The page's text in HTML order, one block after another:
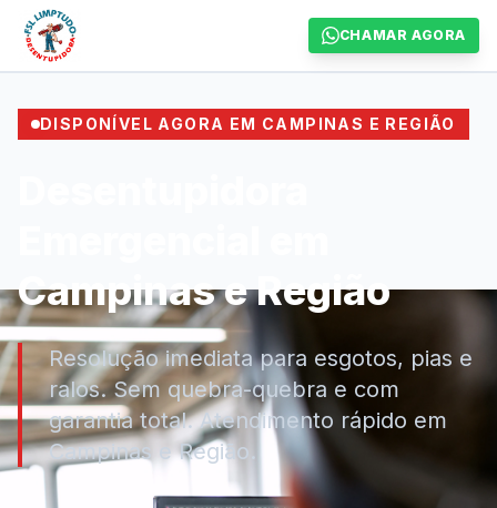
CHAMAR AGORA
DISPONÍVEL AGORA EM CAMPINAS E REGIÃO
Campinas e Região
Resolução imediata para esgotos, pias e
ralos. Sem quebra-quebra e com
garantia total. Atendimento rápido em
Campinas e Região.